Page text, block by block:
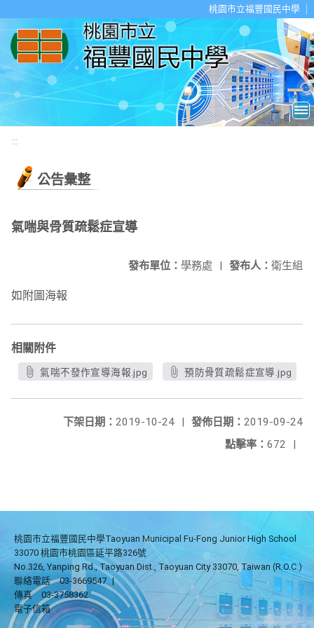
桃園市立福豐國民中學
:::
公告彙整
氣喘與骨質疏鬆症宣導
發布人： 衛生組
發布單位： 學務處 |
如附圖海報
相關附件
氣喘不發作宣導海報.jpg 預防骨質疏鬆症宣導.jpg
發佈日期： 2019-09-24
下架日期： 2019-10-24
|
點擊率： 672 |
桃園市立福豐國民中學Taoyuan Municipal Fu-Fong Junior High School
33070 桃園市桃園區延平路326號
No.326, Yanping Rd., Taoyuan Dist., Taoyuan City 33070, Taiwan (R.O.C.)
聯絡電話
03-3669547 |
傳真
03-3758362
電子信箱